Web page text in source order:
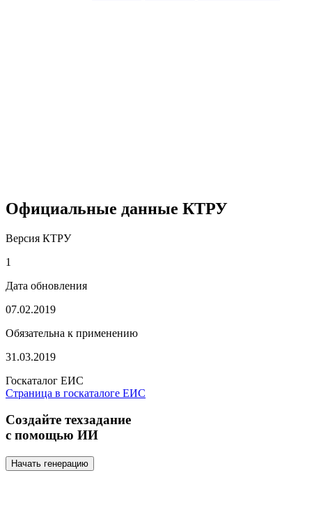
Официальные данные КТРУ
Версия КТРУ
1
Дата обновления
07.02.2019
Обязательна к применению
31.03.2019
Госкаталог ЕИС
Страница в госкаталоге ЕИС
Создайте техзадание
с помощью ИИ
Начать генерацию